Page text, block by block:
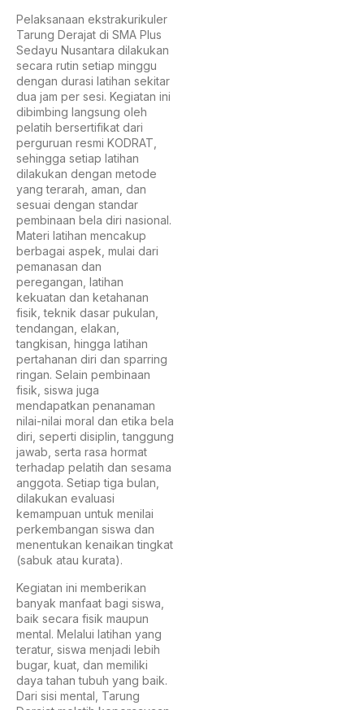
Pelaksanaan ekstrakurikuler
Tarung Derajat di SMA Plus
Sedayu Nusantara dilakukan
secara rutin setiap minggu
dengan durasi latihan sekitar
dua jam per sesi. Kegiatan ini
dibimbing langsung oleh
pelatih bersertifikat dari
perguruan resmi KODRAT,
sehingga setiap latihan
dilakukan dengan metode
yang terarah, aman, dan
sesuai dengan standar
pembinaan bela diri nasional.
Materi latihan mencakup
berbagai aspek, mulai dari
pemanasan dan
peregangan, latihan
kekuatan dan ketahanan
fisik, teknik dasar pukulan,
tendangan, elakan,
tangkisan, hingga latihan
pertahanan diri dan sparring
ringan. Selain pembinaan
fisik, siswa juga
mendapatkan penanaman
nilai-nilai moral dan etika bela
diri, seperti disiplin, tanggung
jawab, serta rasa hormat
terhadap pelatih dan sesama
anggota. Setiap tiga bulan,
dilakukan evaluasi
kemampuan untuk menilai
perkembangan siswa dan
menentukan kenaikan tingkat
(sabuk atau kurata).
Kegiatan ini memberikan
banyak manfaat bagi siswa,
baik secara fisik maupun
mental. Melalui latihan yang
teratur, siswa menjadi lebih
bugar, kuat, dan memiliki
daya tahan tubuh yang baik.
Dari sisi mental, Tarung